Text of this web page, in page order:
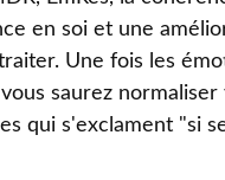
en soi et une
Une fois les
saurez
qui s'exclament "si